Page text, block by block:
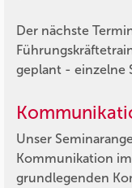
Der nächste
geplant - einzelne
Unser
Kommunikation
grundlegenden